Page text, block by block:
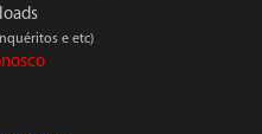
e etc)